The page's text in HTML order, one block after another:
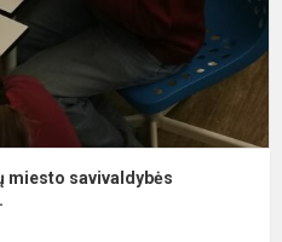
miesto savivaldybės